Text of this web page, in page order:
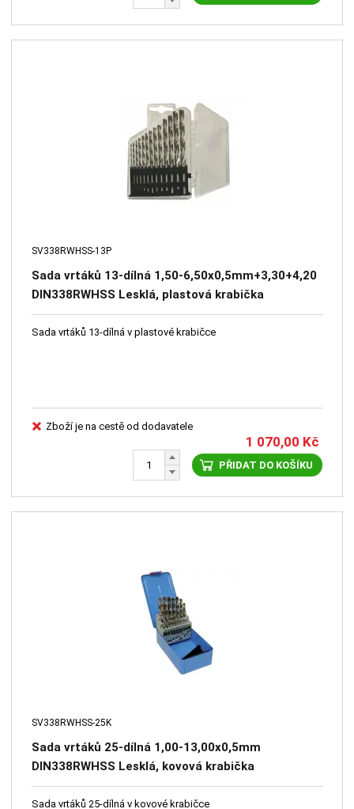
SV338RWHSS-13P
Sada vrtáků 13-dílná 1,50-6,50x0,5mm+3,30+4,20
DIN338RWHSS Lesklá, plastová krabička
Sada vrtáků 13-dílná v plastové krabičce
Zboží je na cestě od dodavatele
1 070,00 Kč
PŘIDAT DO KOŠÍKU
SV338RWHSS-25K
Sada vrtáků 25-dílná 1,00-13,00x0,5mm
DIN338RWHSS Lesklá, kovová krabička
Sada vrtáků 25-dílná v kovové krabičce